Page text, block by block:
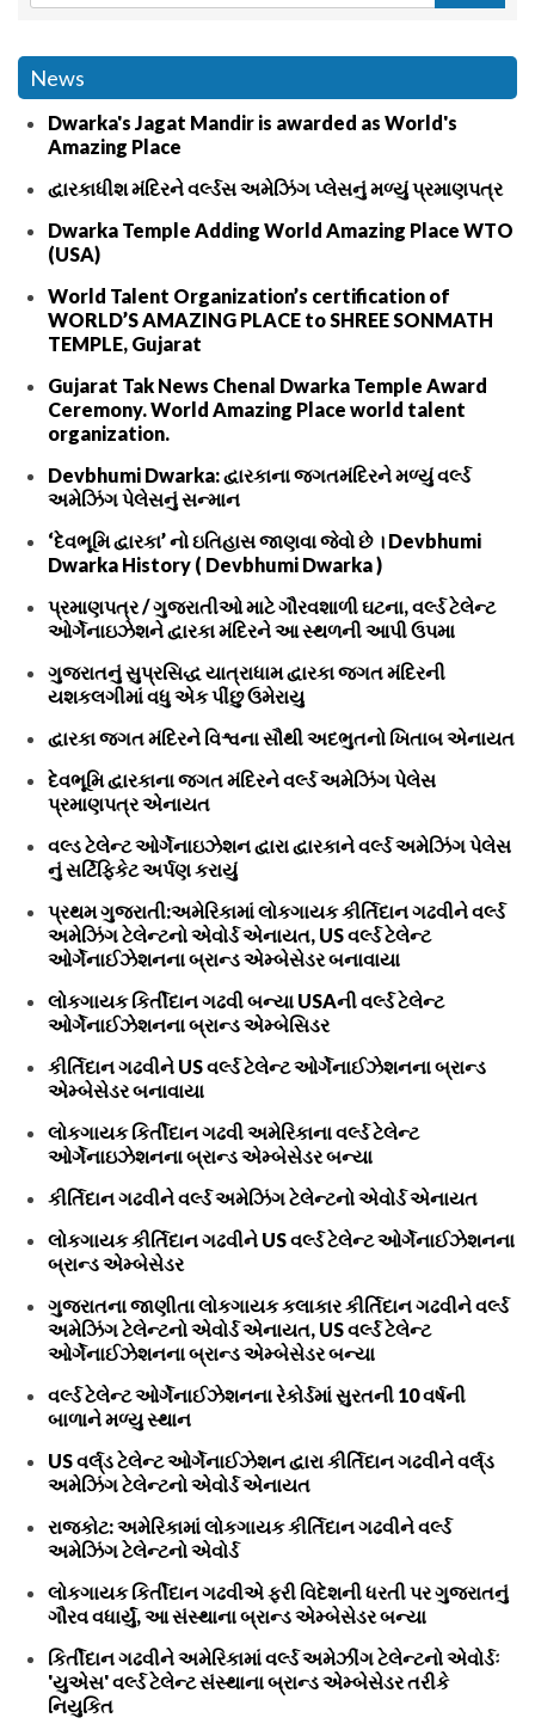
News
Dwarka's Jagat Mandir is awarded as World's
Amazing Place
દ્વારકાધીશ મંદિરને વર્લ્ડસ અમેઝિંગ પ્લેસનું મળ્યું પ્રમાણપત્ર
Dwarka Temple Adding World Amazing Place WTO
(USA)
World Talent Organization’s certification of
WORLD’S AMAZING PLACE to SHREE SONMATH
TEMPLE, Gujarat
Gujarat Tak News Chenal Dwarka Temple Award
Ceremony. World Amazing Place world talent
organization.
Devbhumi Dwarka: દ્વારકાના જગતમંદિરને મળ્યું વર્લ્ડ
અમેઝિંગ પેલેસનું સન્માન
‘દેવભૂમિ દ્વારકા’ નો ઇતિહાસ જાણવા જેવો છે । Devbhumi
Dwarka History ( Devbhumi Dwarka )
પ્રમાણપત્ર / ગુજરાતીઓ માટે ગૌરવશાળી ઘટના, વર્લ્ડ ટેલેન્ટ
ઓર્ગેનાઇઝેશને દ્વારકા મંદિરને આ સ્થળની આપી ઉપમા
ગુજરાતનું સુપ્રસિદ્ધ યાત્રાધામ દ્વારકા જગત મંદિરની
યશકલગીમાં વધુ એક પીંછુ ઉમેરાયુ
દ્વારકા જગત મંદિરને વિશ્વના સૌથી અદભુતનો ખિતાબ એનાયત
દેવભૂમિ દ્વારકાના જગત મંદિરને વર્લ્ડ અમેઝિંગ પેલેસ
પ્રમાણપત્ર એનાયત
વલ્ડ ટેલેન્ટ ઓર્ગેનાઇઝેશન દ્વારા દ્વારકાને વર્લ્ડ અમેઝિંગ પેલેસ
નું સર્ટિફિકેટ અર્પણ કરાયું
પ્રથમ ગુજરાતી:અમેરિકામાં લોકગાયક કીર્તિદાન ગઢવીને વર્લ્ડ
અમેઝિંગ ટેલેન્ટનો એવોર્ડ એનાયત, US વર્લ્ડ ટેલેન્ટ
ઓર્ગેનાઈઝેશનના બ્રાન્ડ એમ્બેસેડર બનાવાયા
લોકગાયક કિર્તીદાન ગઢવી બન્યા USAની વર્લ્ડ ટેલેન્ટ
ઓર્ગેનાઈઝેશનના બ્રાન્ડ એમ્બેસિડર
કીર્તિદાન ગઢવીને US વર્લ્ડ ટેલેન્ટ ઓર્ગેનાઈઝેશનના બ્રાન્ડ
એમ્બેસેડર બનાવાયા
લોકગાયક કિર્તીદાન ગઢવી અમેરિકાના વર્લ્ડ ટેલેન્ટ
ઓર્ગેનાઇઝેશનના બ્રાન્ડ એમ્બેસેડર બન્યા
કીર્તિદાન ગઢવીને વર્લ્ડ અમેઝિંગ ટેલેન્ટનો એવોર્ડ એનાયત
લોકગાયક કીર્તિદાન ગઢવીને US વર્લ્ડ ટેલેન્ટ ઓર્ગેનાઈઝેશનના
બ્રાન્ડ એમ્બેસેડર
ગુજરાતના જાણીતા લોકગાયક કલાકાર કીર્તિદાન ગઢવીને વર્લ્ડ
અમેઝિંગ ટેલેન્ટનો એવોર્ડ એનાયત, US વર્લ્ડ ટેલેન્ટ
ઓર્ગેનાઈઝેશનના બ્રાન્ડ એમ્બેસેડર બન્યા
વર્લ્ડ ટેલેન્ટ ઓર્ગેનાઈઝેશનના રેકોર્ડમાં સુરતની 10 વર્ષની
બાળાને મળ્યુ સ્થાન
US વર્લ્‌ડ ટેલેન્ટ ઓર્ગેનાઈઝેશન દ્વારા કીર્તિદાન ગઢવીને વર્લ્‌ડ
અમેઝિંગ ટેલેન્ટનો એવોર્ડ એનાયત
રાજકોટ: અમેરિકામાં લોકગાયક કીર્તિદાન ગઢવીને વર્લ્ડ
અમેઝિંગ ટેલેન્ટનો એવોર્ડ
લોકગાયક કિર્તીદાન ગઢવીએ ફરી વિદેશની ધરતી પર ગુજરાતનું
ગૌરવ વધાર્યું, આ સંસ્થાના બ્રાન્ડ એમ્બેસેડર બન્યા
કિર્તીદાન ગઢવીને અમેરિકામાં વર્લ્ડ અમેઝીંગ ટેલેન્ટનો એવોર્ડઃ
'યુએસ' વર્લ્ડ ટેલેન્ટ સંસ્થાના બ્રાન્ડ એમ્બેસેડર તરીકે
નિયુકિત